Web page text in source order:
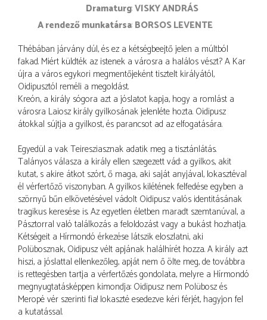
dramaturg VISKY ANDRÁS
a rendező munkatársa BORSOS LEVENTE
Thébában járvány dúl, és ez a kétségbeejtő jelen a múltból
fakad. Miért küldték az istenek a városra a halálos vészt? A Kar
újra a város egykori megmentőjeként tisztelt királyától,
Oidipusztól reméli a megoldást.
Kreón, a király sógora azt a jóslatot kapja, hogy a romlást a
városra Laiosz király gyilkosának jelenléte hozta. Oidipusz
átokkal sújtja a gyilkost, és parancsot ad az elfogatására.
Egyedül a vak Teiresziasznak adatik meg a tisztánlátás.
Talányos válasza a király ellen szegezett vád: a gyilkos, akit
kutat, s akire átkot szórt, ő maga, aki saját anyjával, Iokasztéval
él vérfertőző viszonyban. A gyilkos kilétének felfedése egyben a
szörnyű bűn elkövetésével vádolt Oidipusz valós identitásának
tragikus keresése is. Az egyetlen életben maradt szemtanúval, a
Pásztorral való találkozás a feloldozást vagy a bukást hozhatja.
Kétségeit a Hírmondó érkezése látszik eloszlatni, aki
Polübosznak, Oidipusz vélt apjának halálhírét hozza. A király azt
hiszi, a jóslattal ellenkezőleg, apját nem ő ölte meg, de továbbra
is rettegésben tartja a vérfertőzés gondolata, melyre a Hírmondó
megnyugtatásképpen kimondja: Oidipusz nem Polübosz és
Meropé vér szerinti fia! Iokaszté esedezve kéri férjét, hagyjon fel
a kutatással.